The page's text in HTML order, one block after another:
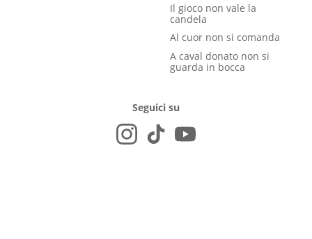
Il gioco non vale la
candela
Al cuor non si comanda
A caval donato non si
guarda in bocca
Seguici su